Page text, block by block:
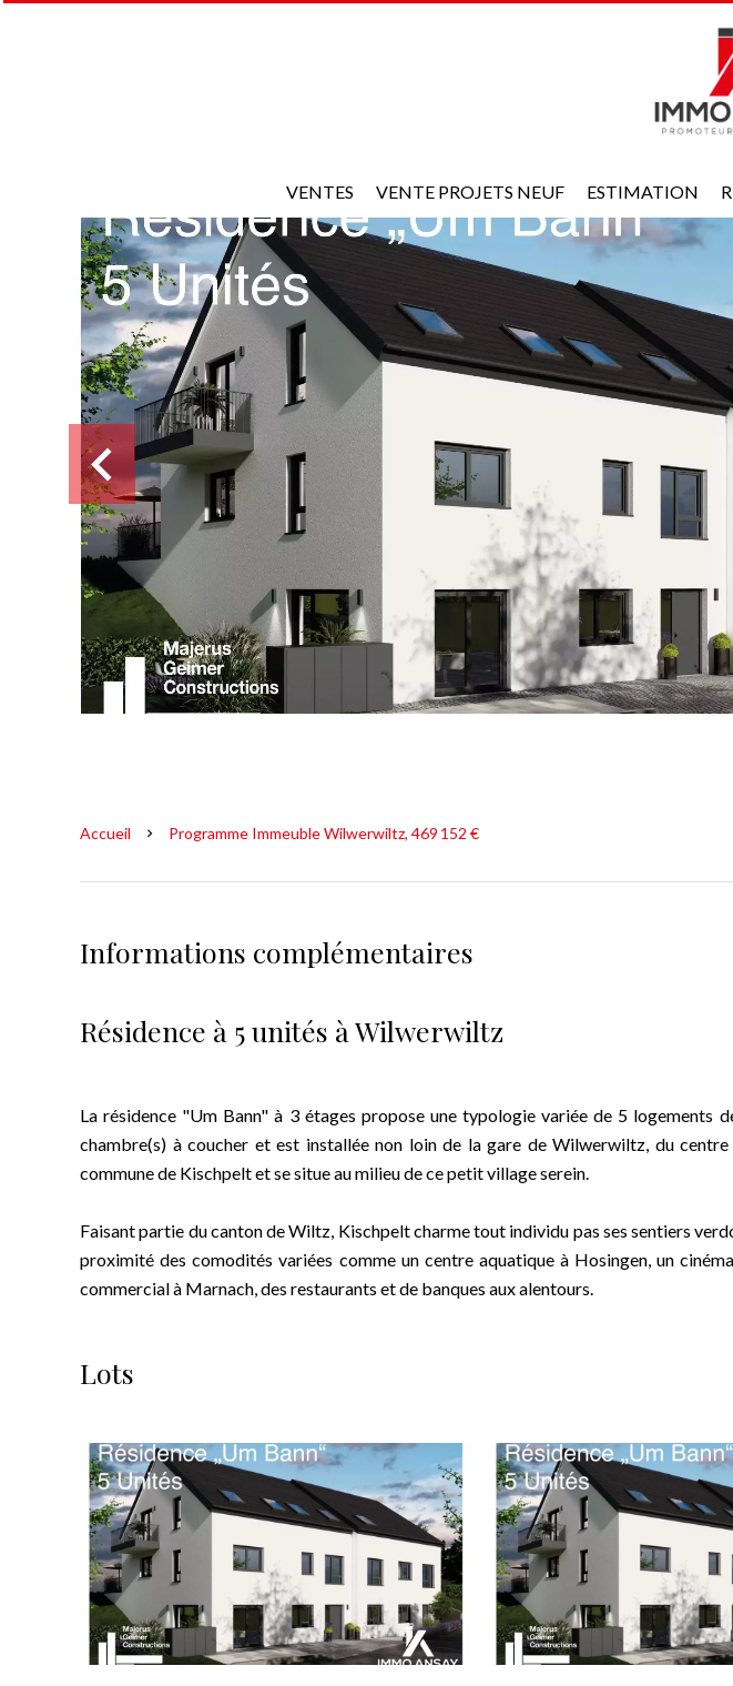
VENTES VENTE PROJETS NEUF ESTIMATION
Accueil Programme Immeuble Wilwerwiltz, 469 152 €
Informations complémentaires
Résidence à 5 unités à Wilwerwiltz
La résidence "Um Bann" à 3 étages propose une typologie variée de 5 logements
chambre(s) à coucher et est installée non loin de la gare de Wilwerwiltz, du
commune de Kischpelt et se situe au milieu de ce petit village serein.
Faisant partie du canton de Wiltz, Kischpelt charme tout individu pas ses sentiers
proximité des comodités variées comme un centre aquatique à Hosingen, un
commercial à Marnach, des restaurants et de banques aux alentours.
Lots